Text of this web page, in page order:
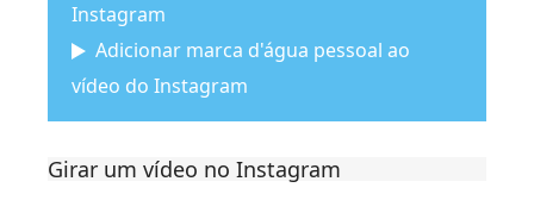
Instagram
Adicionar marca d'água pessoal ao
vídeo do Instagram
Girar um vídeo no Instagram